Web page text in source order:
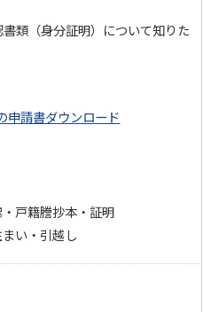
類（身分証明）について知りた
申請書ダウンロード
戸籍謄抄本・証明
い・引越し